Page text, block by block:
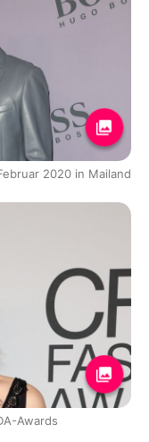
2020 in Mailand
Awards